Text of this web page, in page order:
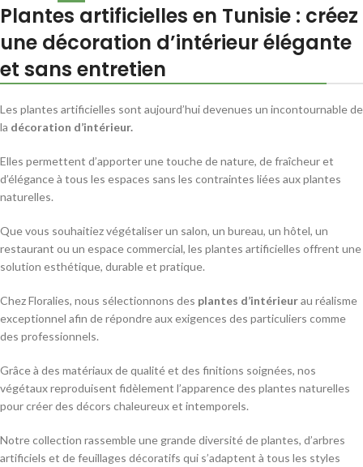
Plantes artificielles en Tunisie : créez
une décoration d’intérieur élégante
et sans entretien
Les plantes artificielles sont aujourd’hui devenues un incontournable de
la décoration d’intérieur.
Elles permettent d’apporter une touche de nature, de fraîcheur et
d’élégance à tous les espaces sans les contraintes liées aux plantes
naturelles.
Que vous souhaitiez végétaliser un salon, un bureau, un hôtel, un
restaurant ou un espace commercial, les plantes artificielles offrent une
solution esthétique, durable et pratique.
Chez Floralies, nous sélectionnons des plantes d’intérieurau réalisme
exceptionnel afin de répondre aux exigences des particuliers comme
des professionnels.
Grâce à des matériaux de qualité et des finitions soignées, nos
végétaux reproduisent fidèlement l’apparence des plantes naturelles
pour créer des décors chaleureux et intemporels.
Notre collection rassemble une grande diversité de plantes, d’arbres
artificiels et de feuillages décoratifs qui s’adaptent à tous les styles